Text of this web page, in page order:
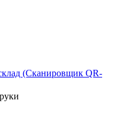
(Сканировщик QR-